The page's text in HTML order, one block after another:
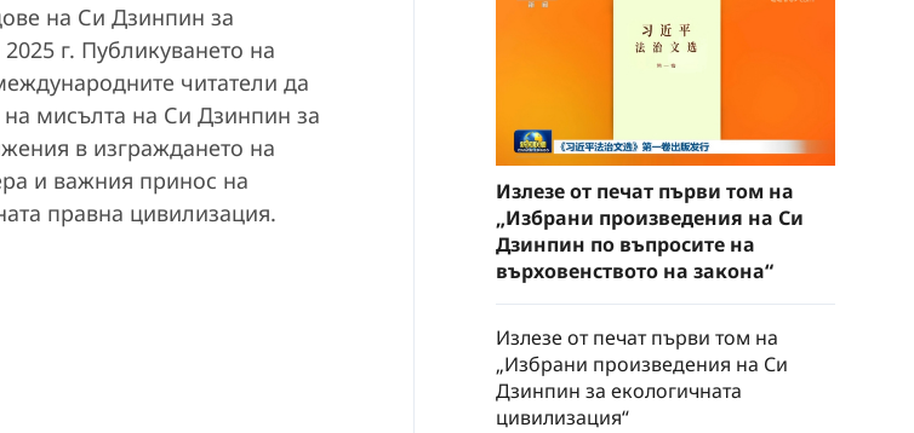
на Си Дзинпин за
г. Публикуването на
читатели да
мисълта на Си Дзинпин за
в изграждането на
и важния принос на
правна цивилизация.
Излезе от печат първи том на
„Избрани произведения на Си
Дзинпин по въпросите на
върховенството на закона“
Излезе от печат първи том на
„Избрани произведения на Си
Дзинпин за екологичната
цивилизация“